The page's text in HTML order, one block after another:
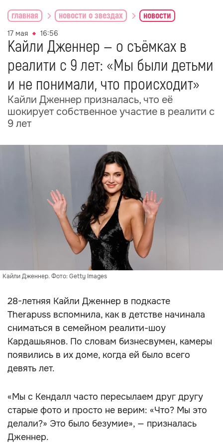
главная новости о звездах новости
17 мая 16:56
Кайли Дженнер — о съёмках в
реалити с 9 лет: «Мы были детьми
и не понимали, что происходит»
Кайли Дженнер призналась, что её
шокирует собственное участие в реалити с
9 лет
Кайли Дженнер. Фото: Getty Images
28-летняя Кайли Дженнер в подкасте
Therapuss вспомнила, как в детстве начинала
сниматься в семейном реалити-шоу
Кардашьянов. По словам бизнесвумен, камеры
появились в их доме, когда ей было всего
девять лет.
«Мы с Кендалл часто пересылаем друг другу
старые фото и просто не верим: «Что? Мы это
делали?» Это было безумие», — призналась
Дженнер.